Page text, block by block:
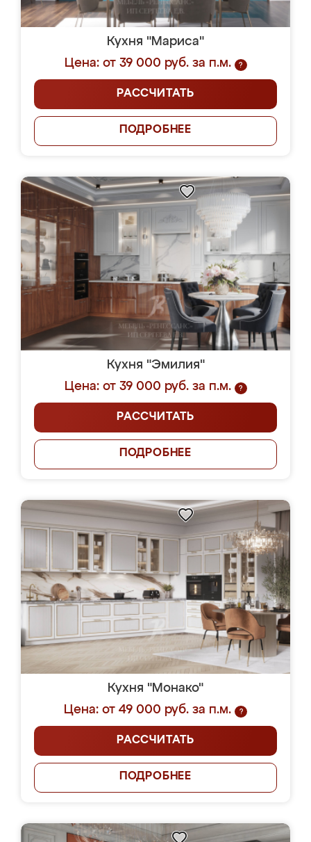
Кухня "Мариса"
Цена: от 39 000 руб. за п.м.
?
РАССЧИТАТЬ
ПОДРОБНЕЕ
Кухня "Эмилия"
Цена: от 39 000 руб. за п.м.
?
РАССЧИТАТЬ
ПОДРОБНЕЕ
Кухня "Монако"
Цена: от 49 000 руб. за п.м.
?
РАССЧИТАТЬ
ПОДРОБНЕЕ